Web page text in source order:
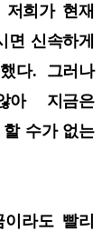
희가 현재
면 신속하게
다. 그러나
아 지금은
수가 없는
라도 빨리